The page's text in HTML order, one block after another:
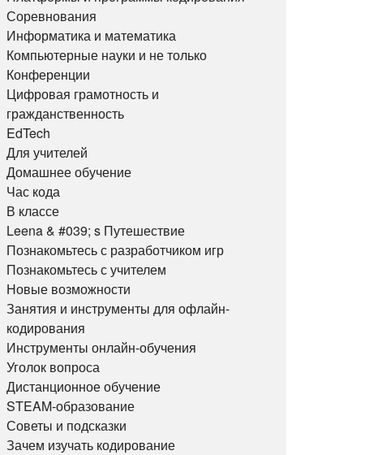
Соревнования
Информатика и математика
Компьютерные науки и не только
Конференции
Цифровая грамотность и
гражданственность
EdTech
Для учителей
Домашнее обучение
Час кода
В классе
Leena & #039; s Путешествие
Познакомьтесь с разработчиком игр
Познакомьтесь с учителем
Новые возможности
Занятия и инструменты для офлайн-
кодирования
Инструменты онлайн-обучения
Уголок вопроса
Дистанционное обучение
STEAM-образование
Советы и подсказки
Зачем изучать кодирование